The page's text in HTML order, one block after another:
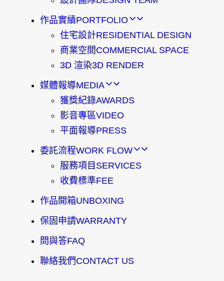
作品實績PORTFOLIO
住宅設計RESIDENTIAL DESIGN
商業空間COMMERCIAL SPACE
3D 渲染3D RENDER
媒體報導MEDIA
獲獎紀錄AWARDS
影音專區VIDEO
平面報導PRESS
委託流程WORK FLOW
服務項目 SERVICES
收費標準FEE
作品開箱UNBOXING
保固申請WARRANTY
問與答FAQ
聯絡我們CONTACT US